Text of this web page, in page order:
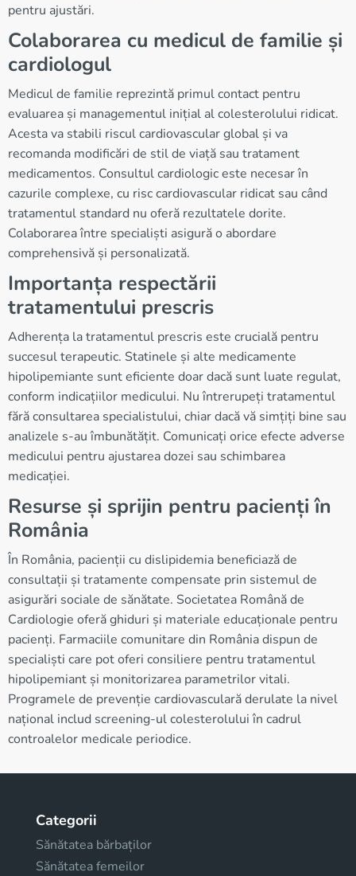
pentru ajustări.
Colaborarea cu medicul de familie și
cardiologul
Medicul de familie reprezintă primul contact pentru
evaluarea și managementul inițial al colesterolului ridicat.
Acesta va stabili riscul cardiovascular global și va
recomanda modificări de stil de viață sau tratament
medicamentos. Consultul cardiologic este necesar în
cazurile complexe, cu risc cardiovascular ridicat sau când
tratamentul standard nu oferă rezultatele dorite.
Colaborarea între specialiști asigură o abordare
comprehensivă și personalizată.
Importanța respectării
tratamentului prescris
Adherența la tratamentul prescris este crucială pentru
succesul terapeutic. Statinele și alte medicamente
hipolipemiante sunt eficiente doar dacă sunt luate regulat,
conform indicațiilor medicului. Nu întrerupeți tratamentul
fără consultarea specialistului, chiar dacă vă simțiți bine sau
analizele s-au îmbunătățit. Comunicați orice efecte adverse
medicului pentru ajustarea dozei sau schimbarea
medicației.
Resurse și sprijin pentru pacienți în
România
În România, pacienții cu dislipidemia beneficiază de
consultații și tratamente compensate prin sistemul de
asigurări sociale de sănătate. Societatea Română de
Cardiologie oferă ghiduri și materiale educaționale pentru
pacienți. Farmaciile comunitare din România dispun de
specialiști care pot oferi consiliere pentru tratamentul
hipolipemiant și monitorizarea parametrilor vitali.
Programele de prevenție cardiovasculară derulate la nivel
național includ screening-ul colesterolului în cadrul
controalelor medicale periodice.
Categorii
Sănătatea bărbaților
Sănătatea femeilor